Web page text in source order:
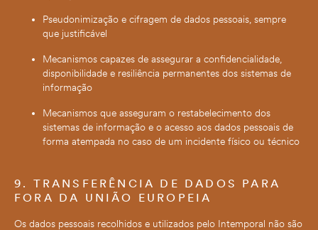
Pseudonimização e cifragem de dados pessoais, sempre
que justificável
Mecanismos capazes de assegurar a confidencialidade,
disponibilidade e resiliência permanentes dos sistemas de
informação
Mecanismos que asseguram o restabelecimento dos
sistemas de informação e o acesso aos dados pessoais de
forma atempada no caso de um incidente físico ou técnico
9. TRANSFERÊNCIA DE DADOS PARA
FORA DA UNIÃO EUROPEIA
Os dados pessoais recolhidos e utilizados pelo Intemporal não são